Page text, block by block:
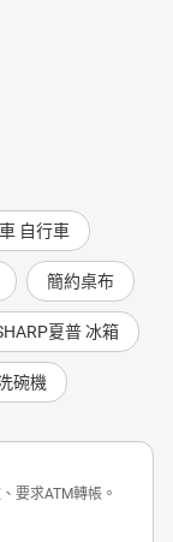
自行車
簡約桌布
夏普 冰箱
碗機
要求ATM轉帳。